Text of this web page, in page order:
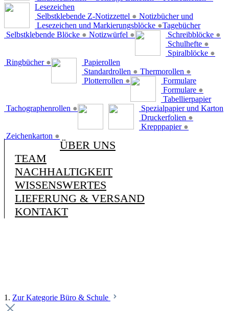
Lesezeichen
Selbstklebende Z-Notizzettel ●
Lesezeichen und Markierungsblöcke ●
Selbstklebende Blöcke ● Notizwürfel ●
Notizbücher und
Tagebücher
Schreibblöcke ●
Schulhefte ●
Spiralblöcke ●
Ringbücher ●
Papierollen
Standardrollen ● Thermorollen ●
Plotterrollen ●
Formulare
Formulare ●
Tachographenrollen ●
Tabellierpapier
Spezialpapier und Karton
Druckerfolien ●
Krepppapier ●
Zeichenkarton ●
ÜBER UNS
TEAM
NACHHALTIGKEIT
WISSENSWERTES
LIEFERUNG & VERSAND
KONTAKT
1. Zur Kategorie Büro & Schule